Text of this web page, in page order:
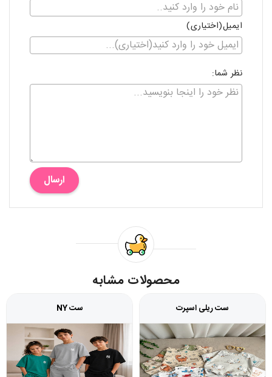
ایمیل(اختیاری)
نظر شما:
ارسال
محصولات مشابه
ست ریلی اسپرت ست NY